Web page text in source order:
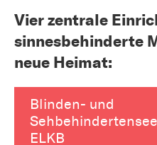
Vier zentrale
sinnesbehinderte
neue Heimat:
Blinden- und
ELKB